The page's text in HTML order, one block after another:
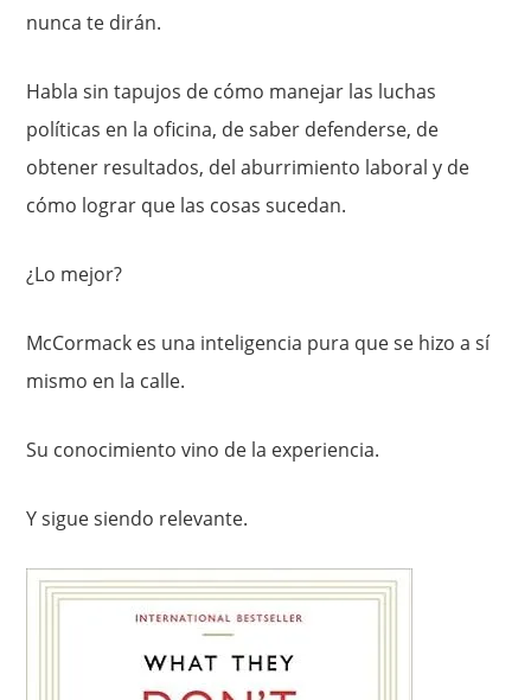
nunca te dirán.
Habla sin tapujos de cómo manejar las luchas
políticas en la oficina, de saber defenderse, de
obtener resultados, del aburrimiento laboral y de
cómo lograr que las cosas sucedan.
¿Lo mejor?
McCormack es una inteligencia pura que se hizo a sí
mismo en la calle.
Su conocimiento vino de la experiencia.
Y sigue siendo relevante.